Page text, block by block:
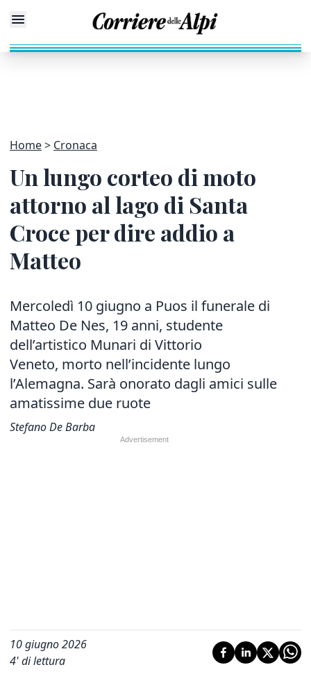
Home Cronaca
Un lungo corteo di moto
attorno al lago di Santa
Croce per dire addio a
Matteo
Mercoledì 10 giugno a Puos il funerale di
Matteo De Nes, 19 anni, studente
dell’artistico Munari di Vittorio
Veneto, morto nell’incidente lungo
l’Alemagna. Sarà onorato dagli amici sulle
amatissime due ruote
Stefano De Barba
10 giugno 2026
4' di lettura